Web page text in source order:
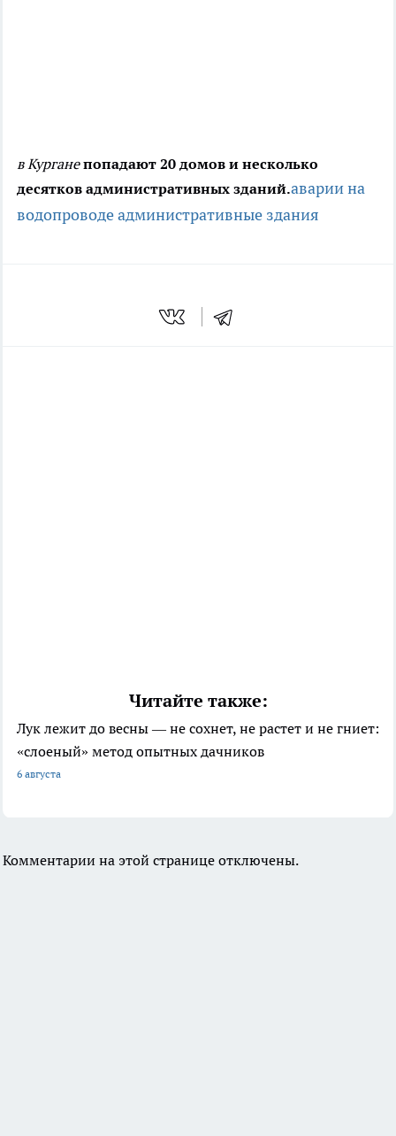
в Курганепопадают 20 домов и несколько
десятков административных зданий.аварии на
водопроводеадминистративные здания
Читайте также:
Лук лежит до весны — не сохнет, не растет и не гниет:
«слоеный» метод опытных дачников
6 августа
Комментарии на этой странице отключены.